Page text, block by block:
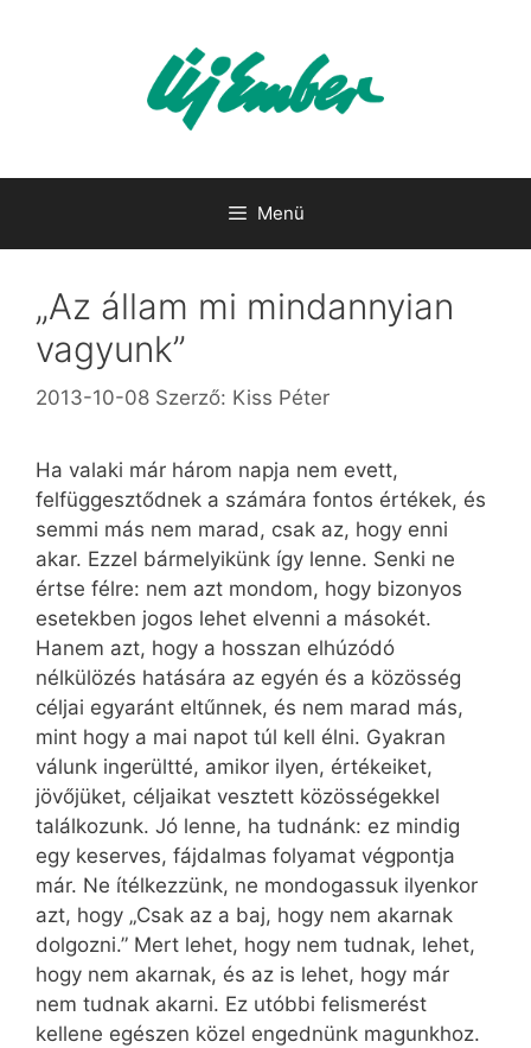
Menü
„Az állam mi mindannyian
vagyunk”
2013-10-08 Szerző: Kiss Péter
Ha valaki már három napja nem evett,
felfüggesztődnek a számára fontos értékek, és
semmi más nem marad, csak az, hogy enni
akar. Ezzel bármelyikünk így lenne. Senki ne
értse félre: nem azt mondom, hogy bizonyos
esetekben jogos lehet elvenni a másokét.
Hanem azt, hogy a hosszan elhúzódó
nélkülözés hatására az egyén és a közösség
céljai egyaránt eltűnnek, és nem marad más,
mint hogy a mai napot túl kell élni. Gyakran
válunk ingerültté, amikor ilyen, értékeiket,
jövőjüket, céljaikat vesztett közösségekkel
találkozunk. Jó lenne, ha tudnánk: ez mindig
egy keserves, fájdalmas folyamat végpontja
már. Ne ítélkezzünk, ne mondogassuk ilyenkor
azt, hogy „Csak az a baj, hogy nem akarnak
dolgozni.” Mert lehet, hogy nem tudnak, lehet,
hogy nem akarnak, és az is lehet, hogy már
nem tudnak akarni. Ez utóbbi felismerést
kellene egészen közel engednünk magunkhoz.